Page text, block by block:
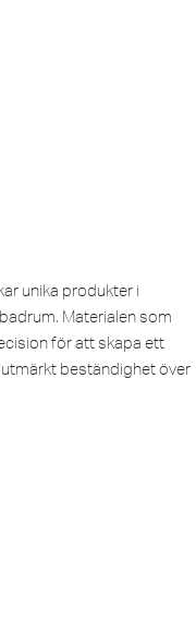
unika produkter i
Materialen som
för att skapa ett
beständighet över